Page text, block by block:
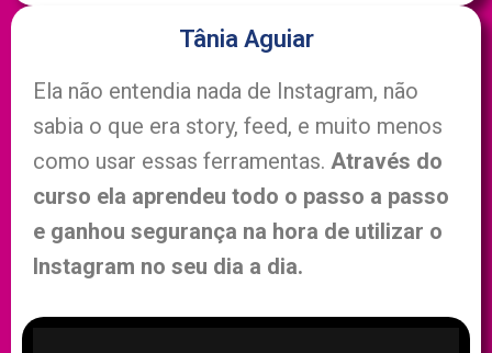
Tânia Aguiar
Ela não entendia nada de Instagram, não
sabia o que era story, feed, e muito menos
como usar essas ferramentas. Através do
curso ela aprendeu todo o passo a passo
e ganhou segurança na hora de utilizar o
Instagram no seu dia a dia.